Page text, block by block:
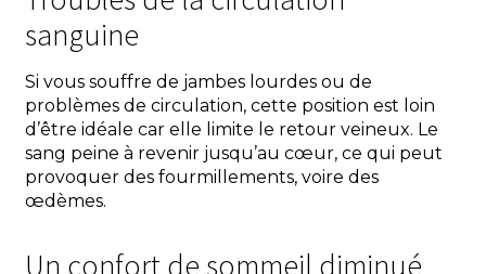
sanguine
Si vous souffre de jambes lourdes ou de
problèmes de circulation, cette position est loin
d’être idéale car elle limite le retour veineux. Le
sang peine à revenir jusqu’au cœur, ce qui peut
provoquer des fourmillements, voire des
œdèmes.
Un confort de sommeil diminué